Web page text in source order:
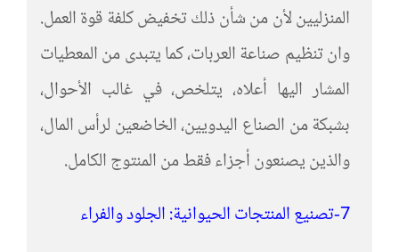
المنزليين لأن من شأن ذلك تخفيض كلفة قوة العمل.
وان تنظيم صناعة العربات، كما يتبدى من المعطيات
المشار اليها أعلاه، يتلخص، في غالب الأحوال،
بشبكة من الصناع اليدويين، الخاضعين لرأس المال،
والذين يصنعون أجزاء فقط من المنتوج الكامل.
7-تصنيع المنتجات الحيوانية: الجلود والفراء